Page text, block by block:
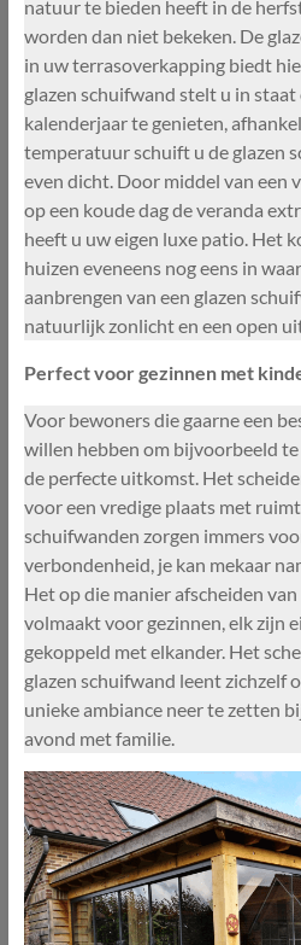
natuur te bieden heeft in de
worden dan niet bekeken. De
in uw terrasoverkapping biedt
glazen schuifwand stelt u in staat
kalenderjaar te genieten,
temperatuur schuift u de glazen
even dicht. Door middel van een
op een koude dag de veranda
heeft u uw eigen luxe patio. Het
huizen eveneens nog eens in
aanbrengen van een glazen
natuurlijk zonlicht en een open
Perfect voor gezinnen met
Voor bewoners die gaarne een
willen hebben om bijvoorbeeld
de perfecte uitkomst. Het
voor een vredige plaats met
schuifwanden zorgen immers
verbondenheid, je kan mekaar
Het op die manier afscheiden
volmaakt voor gezinnen, elk zijn
gekoppeld met elkander. Het
glazen schuifwand leent zichzelf
unieke ambiance neer te zetten
avond met familie.